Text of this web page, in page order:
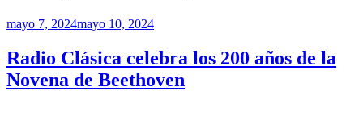
Publicado
mayo 7, 2024mayo 10, 2024
Radio Clásica celebra los 200 años de la
Novena de Beethoven